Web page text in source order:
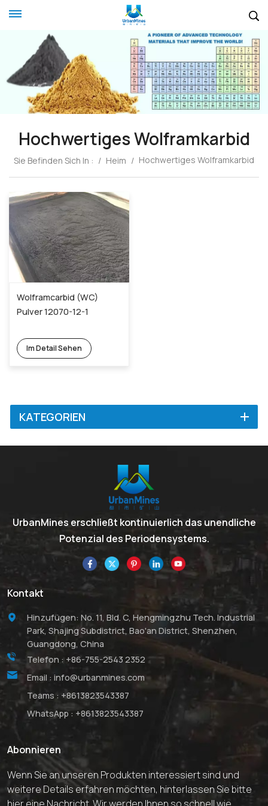
Hochwertiges Wolframkarbid
Sie Befinden Sich In : / Heim / Hochwertiges Wolframkarbid
Wolframcarbid (WC)
Pulver 12070-12-1
Im Detail Sehen
KATEGORIEN
UrbanMines erschließt kontinuierlich das unendliche
Potenzial des Periodensystems.
Kontakt
Hinzufügen: No. 11, Bld. C, Hengmingzhu Tech. Industrial
Park, Shajing Subdistrict, Bao'an District, Shenzhen,
Guangdong, China
Telefon : +86-755-2543 2352
Email : info@urbanmines.com
Teams : +8613823543387
WhatsApp : +8613823543387
Abonnieren
Wenn Sie an unseren Produkten interessiert sind und
weitere Details erfahren möchten, hinterlassen Sie bitte
hier eine Nachricht. Wir werden Ihnen so schnell wie